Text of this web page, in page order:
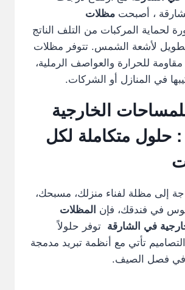
، أصبحت مظلات
لحماية المركبات من التلف الناتج
لأشعة الشمس. تتوفر مظلات
للحرارة والعواصف الرملية،
في المنازل أو الشركات.
الخارجية
: حلول متكاملة لكل
إلى مظلة لفناء منزلك، مسبحك،
في فندقك، فإن المظلات
في الشارقة توفر حلولاً
تأتي مع أنظمة تبريد مدمجة
في فصل الصيف.